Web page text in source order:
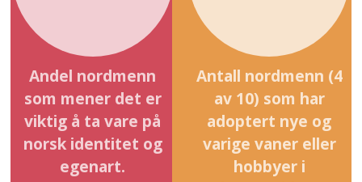
Andel nordmenn
som mener det er
viktig å ta vare på
norsk identitet og
egenart.
Antall nordmenn (4
av 10) som har
adoptert nye og
varige vaner eller
hobbyer i